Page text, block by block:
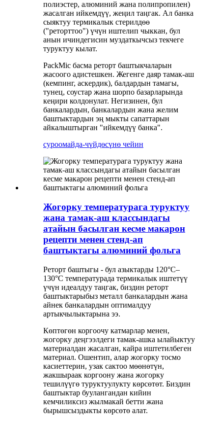
полиэстер, алюминий жана полипропилен)
жасалган ийкемдүү, жеңил таңгак. Ал банка
сыяктуу термикалык стерилдөө
("реторттоо") үчүн иштелип чыккан, бул
анын ичиндегисин муздаткычсыз текчеге
туруктуу кылат.
PackMic басма реторт баштыкчаларын
жасоого адистешкен. Жегенге даяр тамак-аш
(кемпинг, аскердик), балдардын тамагы,
тунец, соустар жана шорпо базарларында
кеңири колдонулат. Негизинен, бул
банкалардын, банкалардын жана желим
баштыктардын эң мыкты сапаттарын
айкалыштырган "ийкемдүү банка".
суроомайда-чүйдөсүнө чейин
Жогорку температурага туруктуу
жана тамак-аш классындагы
атайын басылган кесме макарон
рецепти менен стенд-ап
баштыктагы алюминий фольга
Реторт баштыгы - бул азыктарды 120°C–
130°C температурада термикалык иштетүү
үчүн идеалдуу таңгак, биздин реторт
баштыктарыбыз металл банкалардын жана
айнек банкалардын оптималдуу
артыкчылыктарына ээ.
Көптөгөн коргоочу катмарлар менен,
жогорку деңгээлдеги тамак-ашка ылайыктуу
материалдан жасалган, кайра иштетилбеген
материал. Ошентип, алар жогорку тосмо
касиеттерин, узак сактоо мөөнөтүн,
жакшыраак коргоону жана жогорку
тешилүүгө туруктуулукту көрсөтөт. Биздин
баштыктар буулангандан кийин
кемчиликсиз жылмакай бетти жана
бырышсыздыкты көрсөтө алат.